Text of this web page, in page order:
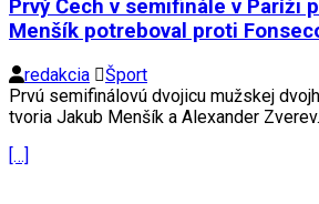
Prvý Čech v semifinále v Paríži
Menšík potreboval proti
redakcia
Šport
Prvú semifinálovú dvojicu mužskej
tvoria Jakub Menšík a Alexander Zverev.
[…]